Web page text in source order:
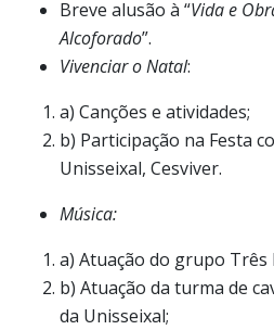
Breve alusão à “Vida e
Alcoforado”.
Vivenciar o Natal:
a) Canções e atividades;
b) Participação na Festa
Unisseixal, Cesviver.
Música:
a) Atuação do grupo Três
b) Atuação da turma de
da Unisseixal;